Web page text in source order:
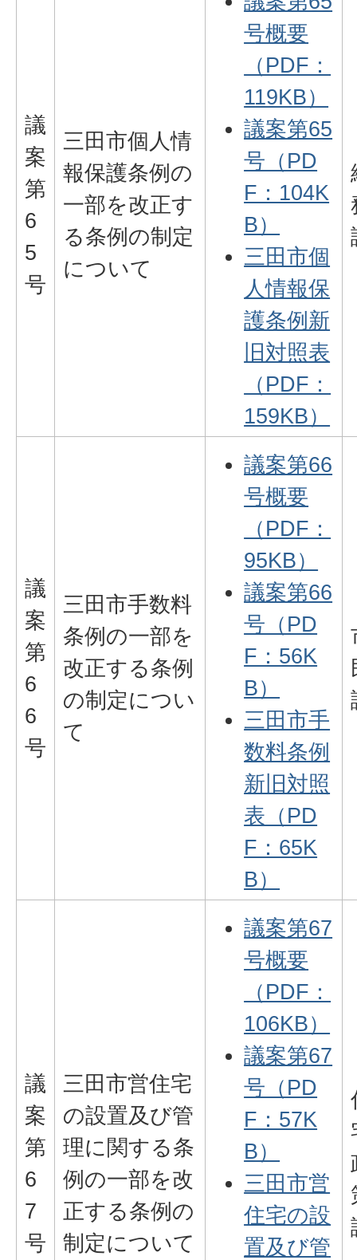
議
案
第
6
5
号
三田市個人情
報保護条例の
一部を改正す
る条例の制定
について
号概要
（PDF：
119KB）
議案第65
号（PD
F：104K
B）
三田市個
人情報保
護条例新
旧対照表
（PDF：
159KB）
議
案
第
6
6
号
三田市手数料
条例の一部を
改正する条例
の制定につい
て
議案第66
号概要
（PDF：
95KB）
議案第66
号（PD
F：56K
B）
三田市手
数料条例
新旧対照
表（PD
F：65K
B）
議
案
第
6
7
号
三田市営住宅
の設置及び管
理に関する条
例の一部を改
正する条例の
制定について
議案第67
号概要
（PDF：
106KB）
議案第67
号（PD
F：57K
B）
三田市営
住宅の設
置及び管